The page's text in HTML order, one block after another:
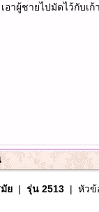
เอาผู้ชายไปมัดไว้กับ
ย| รุ่น 2513| หัวข้